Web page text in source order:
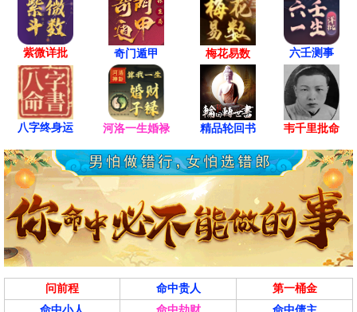
紫微详批 奇门遁甲 梅花易数 六壬测事
八字终身运 河洛一生婚禄 精品轮回书 韦千里批命
问前程 命中贵人
第一桶金